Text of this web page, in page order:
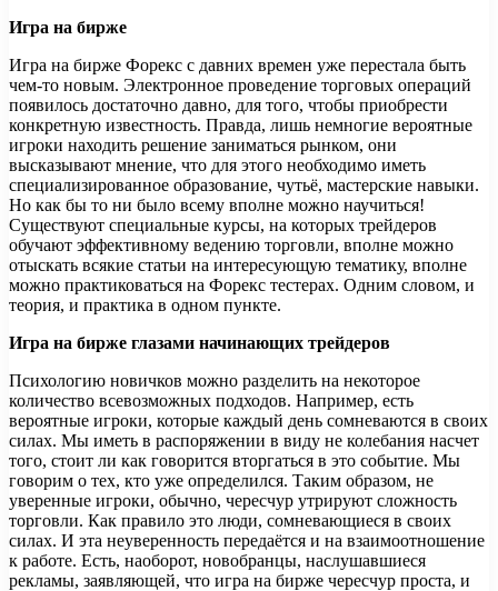
Игра на бирже
Игра на бирже Форекс с давних времен уже перестала быть
чем-то новым. Электронное проведение торговых операций
появилось достаточно давно, для того, чтобы приобрести
конкретную известность. Правда, лишь немногие вероятные
игроки находить решение заниматься рынком, они
высказывают мнение, что для этого необходимо иметь
специализированное образование, чутьё, мастерские навыки.
Но как бы то ни было всему вполне можно научиться!
Существуют специальные курсы, на которых трейдеров
обучают эффективному ведению торговли, вполне можно
отыскать всякие статьи на интересующую тематику, вполне
можно практиковаться на Форекс тестерах. Одним словом, и
теория, и практика в одном пункте.
Игра на бирже глазами начинающих трейдеров
Психологию новичков можно разделить на некоторое
количество всевозможных подходов. Например, есть
вероятные игроки, которые каждый день сомневаются в своих
силах. Мы иметь в распоряжении в виду не колебания насчет
того, стоит ли как говорится вторгаться в это событие. Мы
говорим о тех, кто уже определился. Таким образом, не
уверенные игроки, обычно, чересчур утрируют сложность
торговли. Как правило это люди, сомневающиеся в своих
силах. И эта неуверенность передаётся и на взаимоотношение
к работе. Есть, наоборот, новобранцы, наслушавшиеся
рекламы, заявляющей, что игра на бирже чересчур проста, и